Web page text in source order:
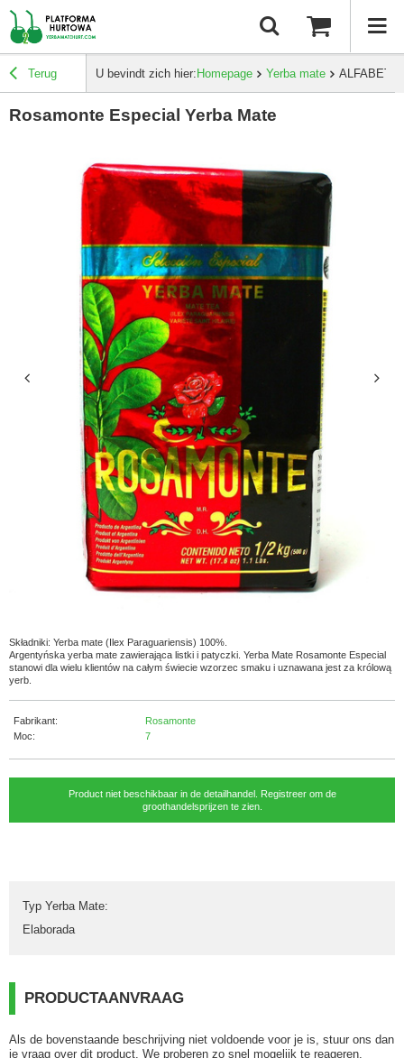
Terug U bevindt zich hier: Homepage Yerba mate
Rosamonte Especial Yerba Mate
Składniki: Yerba mate (Ilex Paraguariensis) 100%.
Argentyńska yerba mate zawierająca listki i patyczki. Yerba Mate Rosamonte Especial
stanowi dla wielu klientów na całym świecie wzorzec smaku i uznawana jest za królową
yerb.
Fabrikant:
Rosamonte
Moc:
7
Product niet beschikbaar in de detailhandel. Registreer om de
groothandelsprijzen te zien.
Typ Yerba Mate:
Elaborada
PRODUCTAANVRAAG
Als de bovenstaande beschrijving niet voldoende voor je is, stuur ons dan
je vraag over dit product. We proberen zo snel mogelijk te reageren.